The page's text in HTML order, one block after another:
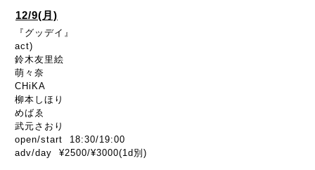
12/9(月)
『グッデイ』
act)
鈴木友里絵
萌々奈
CHiKA
柳本しほり
めばゑ
武元さおり
open/start 18:30/19:00
adv/day ¥2500/¥3000(1d別)